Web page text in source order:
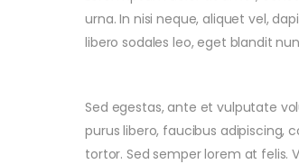
urna. In nisi neque, aliquet vel,
libero sodales leo, eget blandit
Sed egestas, ante et vulputate
purus libero, faucibus adipiscing,
tortor. Sed semper lorem at felis.